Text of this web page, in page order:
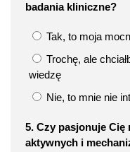
badania kliniczne?
Tak, to moja
Trochę, ale
wiedzę
Nie, to mnie nie
5. Czy pasjonuje Cię
aktywnych i